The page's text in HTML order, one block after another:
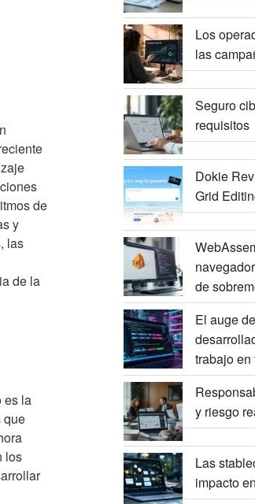
de
y
las
de la
es la
que
los
Los
las
Seguro
requisitos
Dokie
Grid
de
El auge
trabajo en
y riesgo
Las
impacto